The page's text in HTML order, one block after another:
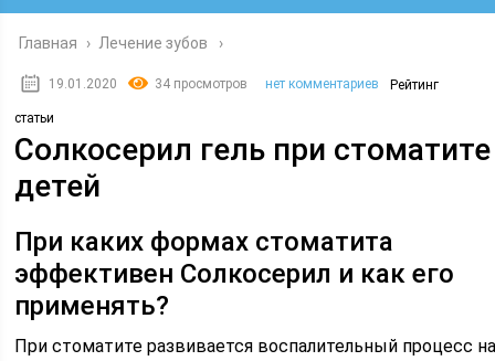
Главная › Лечение зубов
19.01.2020 34 просмотров нет комментариев Рейтинг
статьи
Солкосерил гель при
детей
При каких формах стоматита
эффективен Солкосерил и как его
применять?
При стоматите развивается воспалительный процесс